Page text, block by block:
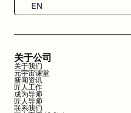
EN
关于公司
关于我们
元宇宙课堂
新闻资讯
匠人工作
成为导师
匠人导师
联系我们